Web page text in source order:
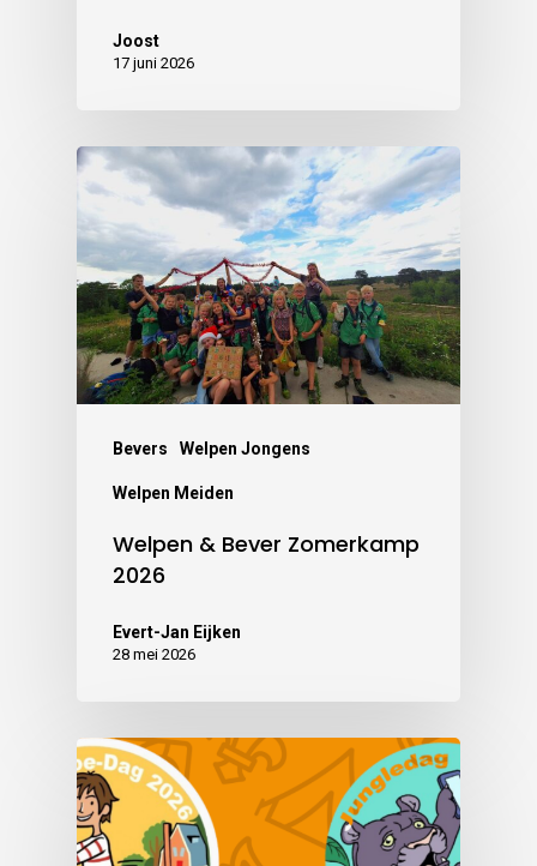
Joost
17 juni 2026
Bevers Welpen Jongens
Welpen Meiden
Welpen & Bever Zomerkamp
2026
Evert-Jan Eijken
28 mei 2026